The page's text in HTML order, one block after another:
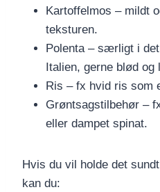
Kartoffelmos – mildt
teksturen.
Polenta – særligt i
Italien, gerne blød og
Ris – fx hvid ris som
Grøntsagstilbehør –
eller dampet spinat.
Hvis du vil holde det
kan du: